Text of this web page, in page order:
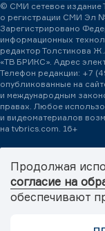
© СМИ сетевое издание
о регистрации СМИ Эл
Зарегистрировано
информационных
редактор Толстикова
«ТВ БРИКС». Адрес
Телефон редакции: +7
опубликованные на
и международным
правах. Любое
и видеоматериалов
на tvbrics.com. 16+
Международная
Медиасеть формирует
через систему
© 2026 TV BRICS
Политика
Продолжая
согласие на
обеспечивают